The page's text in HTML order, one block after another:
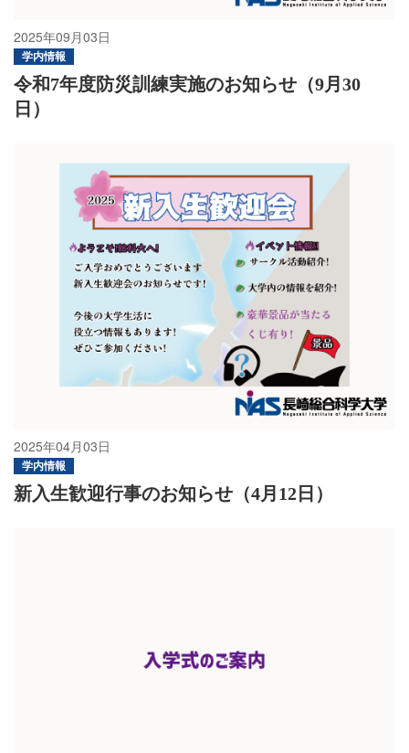
2025年09月03日
学内情報
令和7年度防災訓練実施のお知らせ（9月30
日）
2025年04月03日
学内情報
新入生歓迎行事のお知らせ（4月12日）